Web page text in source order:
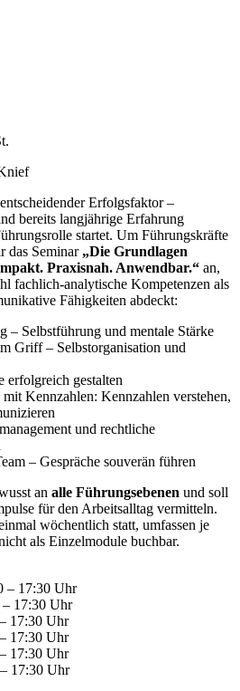
Erfolgsfaktor –
bereits langjährige Erfahrung
startet. Um Führungskräfte
das Seminar „Die Grundlagen
Praxisnah. Anwendbar.“ an,
fachlich-analytische Kompetenzen als
Fähigkeiten abdeckt:
– Selbstführung und mentale Stärke
Griff – Selbstorganisation und
erfolgreich gestalten
Kennzahlen: Kennzahlen verstehen,
und rechtliche
– Gespräche souverän führen
an alle Führungsebenen und soll
für den Arbeitsalltag vermitteln.
wöchentlich statt, umfassen je
als Einzelmodule buchbar.
– 17:30 Uhr
17:30 Uhr
17:30 Uhr
17:30 Uhr
17:30 Uhr
17:30 Uhr